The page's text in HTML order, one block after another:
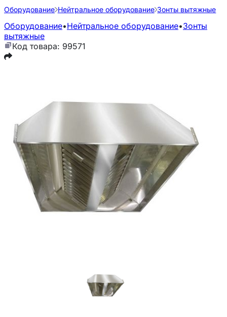
Оборудование Нейтральное оборудование Зонты вытяжные
Оборудование•Нейтральное оборудование•Зонты
вытяжные
Код товара: 99571